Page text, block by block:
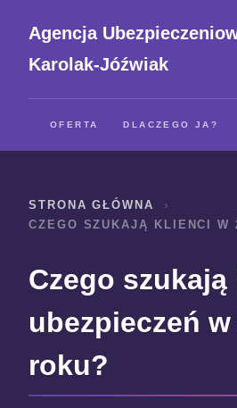
Agencja
Karolak-Jóźwiak
OFERTA DLACZEGO JA?
STRONA GŁÓWNA
CZEGO SZUKAJĄ KLIENCI W
Czego
ubezpieczeń w
roku?